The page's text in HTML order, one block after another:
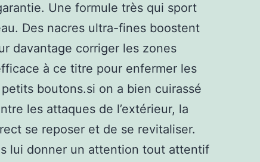
Une formule très qui sport
Des nacres ultra-fines boostent
davantage corriger les zones
à ce titre pour enfermer les
boutons.si on a bien cuirassé
les attaques de l’extérieur, la
se reposer et de se revitaliser.
lui donner un attention tout attentif